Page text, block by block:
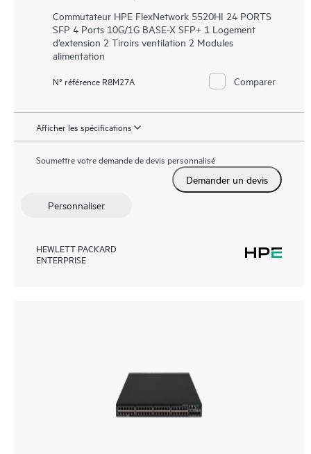
Commutateur HPE FlexNetwork 5520HI 24 PORTS
SFP 4 Ports 10G/1G BASE-X SFP+ 1 Logement
d’extension 2 Tiroirs ventilation 2 Modules
alimentation
N° référence R8M27A Comparer
Afficher les spécifications
Soumettre votre demande de devis personnalisé
Demander un devis
Personnaliser
HEWLETT PACKARD
ENTERPRISE